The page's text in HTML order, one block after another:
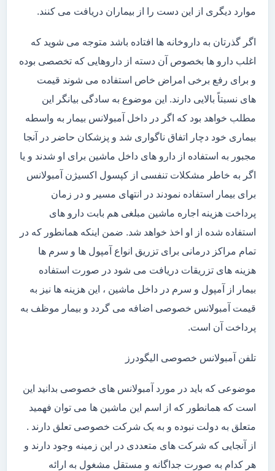
موارد دیگری از این دست را از بیماران دریافت می کنند.
اگر گذرتان به داروخانه ها افتاده باشد متوجه می شوید که
اغلب دارو ها بخصوص آن دسته از داروهایی که تخصصی بوده
و برای رفع برخی امراض خاص استفاده می شوند قیمت
های نسبتاً بالایی دارند. این موضوع به سادگی بیانگر این
مطلب خواهد بود که اگر در داخل آمبولانس بیمار به واسطه
بیماری خود دچار اتفاق ناگواری شد و پزشکان حاضر در آنجا
مجبور به استفاده از دارو های داخل ماشین برای او شدند و یا
اگر به خاطر مشکلات تنفسی از کپسول اکسیژن آمبولانس
برای بیمار استفاده نمودند در انتهای مسیر و در زمان
پرداخت هزینه اجاره ماشین مبلغی هم بابت دارو های
استفاده شده از او اخذ خواهد شد. ضمن اینکه همانطور که در
تمام مراکز درمانی برای تزریق انواع آمپول ها و سرم ها
هزینه های تزریقات دریافت می شود در صورت استفاده
بیمار از آمپول و سرم در داخل ماشین ، این هزینه ها نیز به
قیمت آمبولانس خصوصی اضافه می گردد و بیمار موظف به
پرداخت آن است.
تلفن آمبولانس خصوصی الیگودرز
موضوعی که باید در مورد آمبولانس های خصوصی بدانید این
است که همانطور که از اسم این ماشین ها می توان فهمید
متعلق به دولت نبوده و به یک شرکت خصوصی تعلق دارند .
از آنجایی که شرکت های متعددی در این زمینه وجود دارند و
هر کدام به صورت جداگانه و مستقل مشغول به ارائه